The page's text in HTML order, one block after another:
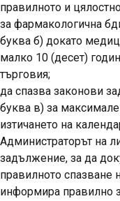
правилното и
за фармакологична
буква б) докато
малко 10 (десет)
търговия;
да спазва законови
буква в) за
изтичането на
Администраторът на
задължение, за да
правилното спазване
информира правилно